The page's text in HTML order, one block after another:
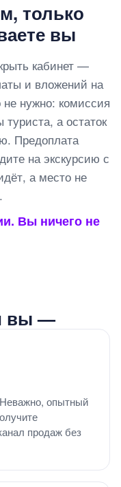
только
вы
кабинет —
и вложений на
не нужно: комиссия
а остаток
Предоплата
на экскурсию с
а место не
Вы ничего не
вы —
Неважно, опытный
продаж без